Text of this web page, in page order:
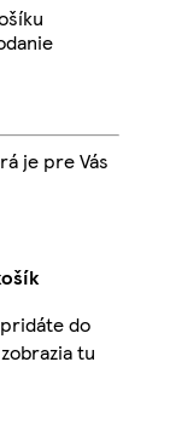
cena košíku
je pre Vás
do
tu